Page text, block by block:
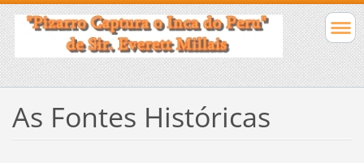
As Fontes Históricas